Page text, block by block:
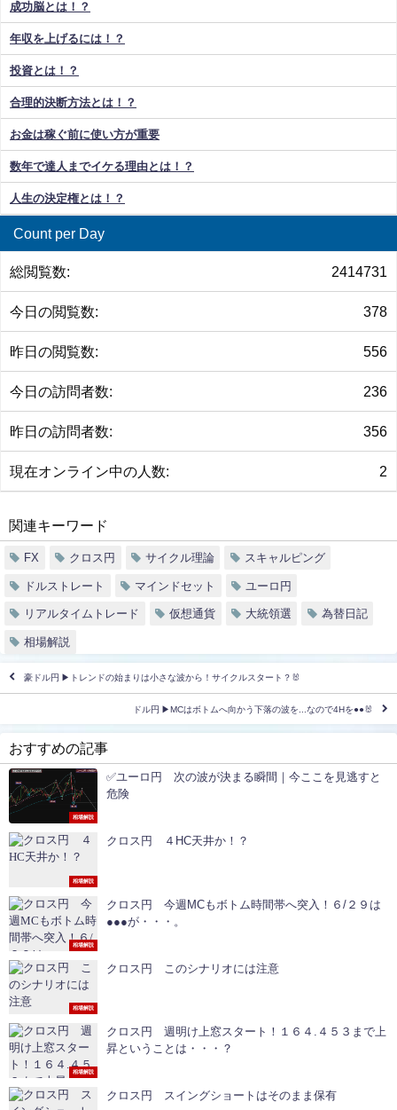
成功脳とは！？
年収を上げるには！？
投資とは！？
合理的決断方法とは！？
お金は稼ぐ前に使い方が重要
数年で達人までイケる理由とは！？
人生の決定権とは！？
Count per Day
2414731
総閲覧数:
378
今日の閲覧数:
556
昨日の閲覧数:
236
今日の訪問者数:
356
昨日の訪問者数:
2
現在オンライン中の人数:
関連キーワード
FX クロス円 サイクル理論 スキャルピング
ドルストレート マインドセット ユーロ円
リアルタイムトレード 仮想通貨 大統領選 為替日記
相場解説
豪ドル円 ▶︎トレンドの始まりは小さな波から！サイクルスタート？🐰
ドル円 ▶︎MCはボトムへ向かう下落の波を...なので4Hを●●🐰
おすすめの記事
相場解説
✅ユーロ円 次の波が決まる瞬間｜今ここを見逃すと
危険
相場解説
クロス円 ４HC天井か！？
相場解説
クロス円 今週MCもボトム時間帯へ突入！６/２９は
●●●が・・・。
相場解説
クロス円 このシナリオには注意
相場解説
クロス円 週明け上窓スタート！１６４.４５３まで上
昇ということは・・・？
クロス円 スイングショートはそのまま保有